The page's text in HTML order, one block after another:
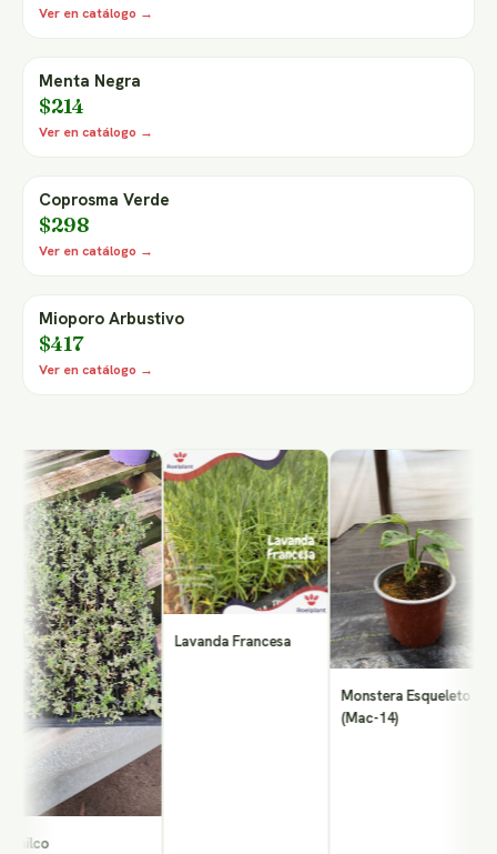
Ver en catálogo →
Menta Negra
$214
Ver en catálogo →
Coprosma Verde
$298
Ver en catálogo →
Mioporo Arbustivo
$417
Ver en catálogo →
Lavanda Francesa
Monstera Esqueleto
(Mac-14)